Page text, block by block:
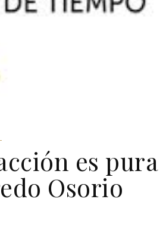
es pura
Osorio